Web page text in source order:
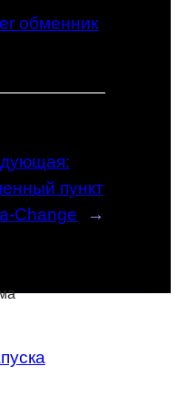
обменник
пункт
Change
→